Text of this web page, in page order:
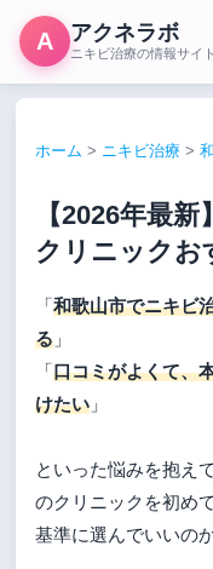
A アクネラボ
ニキビ治療の情報サイト
ホーム > ニキビ治療 >
【2026年最
クリニックお
「和歌山市でニキビ
る 」
「口コミがよくて、
けたい 」
といった悩みを抱え
のクリニックを初め
基準に選んでいいの